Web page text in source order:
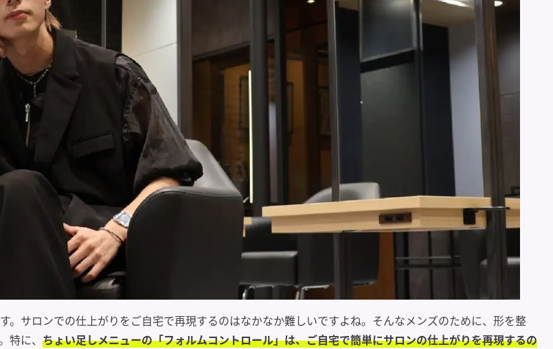
サロンでの仕上がりをご自宅で再現するのはなかなか難しいですよね。そんなメンズのために、形を整
に、 ちょい足しメニューの「フォルムコントロール」は、ご自宅で簡単にサロンの仕上がりを再現するの